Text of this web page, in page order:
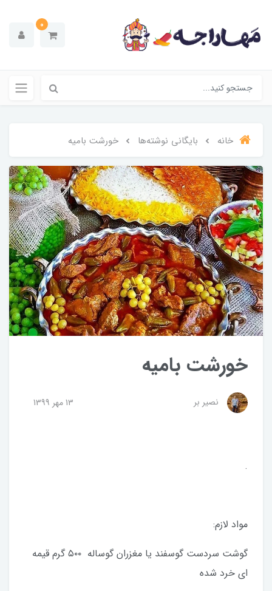
0
خانه بایگانی نوشته‌ها خورشت بامیه
خورشت بامیه
نصیر بر 13 مهر 1399
.
مواد لازم:
گوشت سردست گوسفند یا مغزران گوساله ۵۰۰ گرم قیمه
ای خرد شده